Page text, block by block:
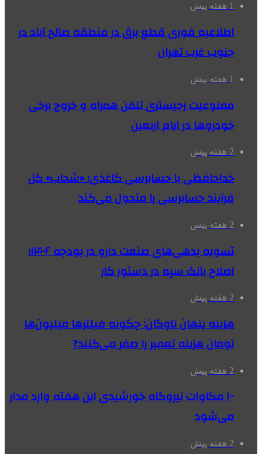
1 هفته پیش
اطلاعیه فوری قطع برق در منطقه صالح آباد در
جنوب غرب تهران
1 هفته پیش
ممنوعیت رجیستری تلفن همراه و خروج برخی
خودروها در ایام اربعین
2 هفته پیش
خداحافظی با حسابرسی کاغذی؛ «شحاب» کل
فرآیند حسابرسی را متحول می‌کند
2 هفته پیش
تسویه بدهی‌های صنعت دارو در بودجه ۱۴۰۶؛
اصلاح بانک سپه در دستور کار
2 هفته پیش
هزینه پنهان ناوگان: چگونه فیلترها میلیون‌ها
تومان هزینه تعمیر را صفر می‌کنند?
2 هفته پیش
۱۰۰ مگاوات نیروگاه‌ خورشیدی این هفته وارد مدار
می‌شود
2 هفته پیش